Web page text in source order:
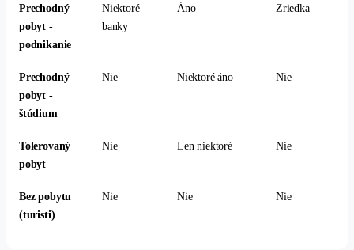
Prechodný
pobyt -
podnikanie
Niektoré
banky
Áno Zriedka
Prechodný
pobyt -
štúdium
Nie Niektoré áno Nie
Tolerovaný
pobyt
Nie Len niektoré Nie
Bez pobytu
(turisti)
Nie Nie Nie